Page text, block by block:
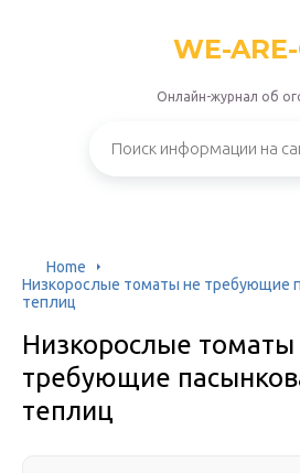
WE-
Онлайн-журнал об
Home
Низкорослые томаты не требующие
теплиц
Низкорослые томаты
требующие
теплиц